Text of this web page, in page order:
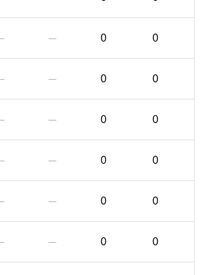
— 0 0
— 0 0
— 0 0
— 0 0
— 0 0
— 0 0